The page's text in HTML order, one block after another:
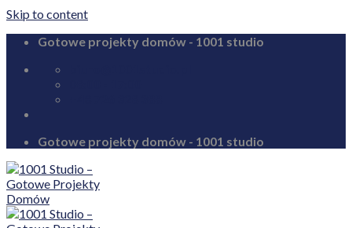
Skip to content
Gotowe projekty domów - 1001 studio
Gotowe projekty domów - 1001 studio